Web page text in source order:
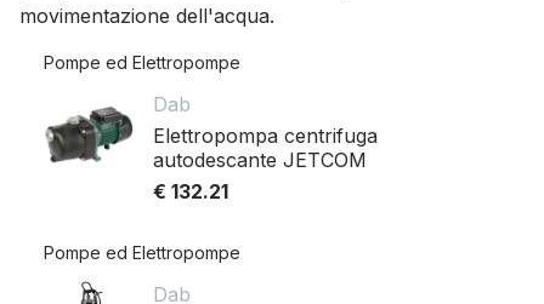
movimentazione dell'acqua.
Pompe ed Elettropompe
Dab
Elettropompa centrifuga
autodescante JETCOM
€ 132.21
Pompe ed Elettropompe
Dab